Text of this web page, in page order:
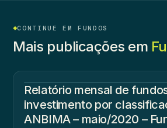
CONTINUE EM FUNDOS
Mais publicações em
Relatório mensal de
investimento por
ANBIMA – maio/2020 –